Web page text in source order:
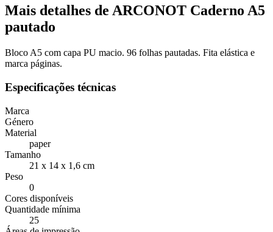
Mais detalhes de ARCONOT Caderno A5
pautado
Bloco A5 com capa PU macio. 96 folhas pautadas. Fita elástica e
marca páginas.
Especificações técnicas
Marca
Género
Material
paper
Tamanho
21 x 14 x 1,6 cm
Peso
0
Cores disponíveis
Quantidade mínima
25